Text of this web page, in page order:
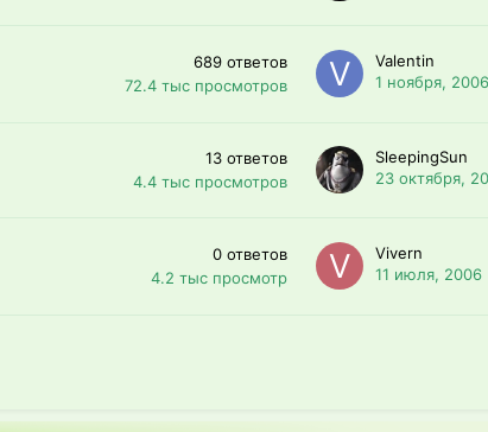
689 ответов
72.4 тыс просмотров
Valentin
1 ноября, 2006
13 ответов
4.4 тыс просмотров
SleepingSun
23 октября,
0 ответов
4.2 тыс просмотр
Vivern
11 июля, 2006